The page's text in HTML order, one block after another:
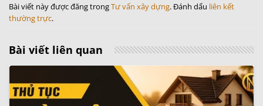
Bài viết này được đăng trongTư vấn xây dựng. Đánh dấu liên kết
thường trực.
Bài viết liên quan